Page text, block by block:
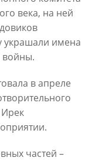
века, на ней
украшали имена
войны.
в апреле
Ирек
частей –